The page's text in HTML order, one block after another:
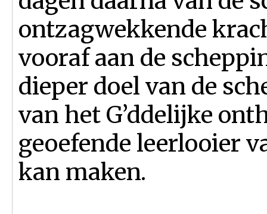
ontzagwekkende
vooraf aan de
dieper doel van de
van het G’ddelijke
geoefende leerlooier
kan maken.